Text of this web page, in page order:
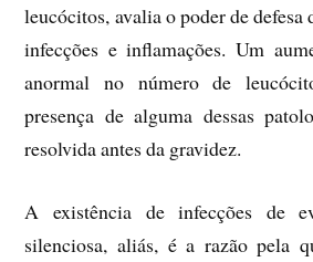
leucócitos, avalia o poder de
infecções e inflamações. Um
anormal no número de
presença de alguma dessas
resolvida antes da gravidez.
A existência de infecções de
silenciosa, aliás, é a razão pela